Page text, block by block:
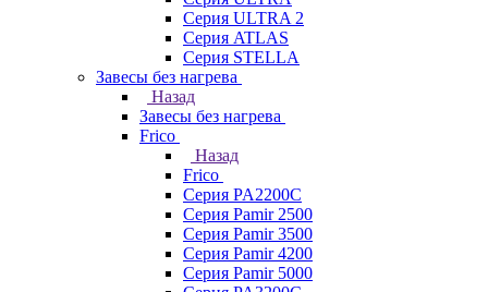
Серия ULTRA 2
Серия ATLAS
Серия STELLA
Завесы без нагрева
Назад
Завесы без нагрева
Frico
Назад
Frico
Серия PA2200C
Серия Pamir 2500
Серия Pamir 3500
Серия Pamir 4200
Серия Pamir 5000